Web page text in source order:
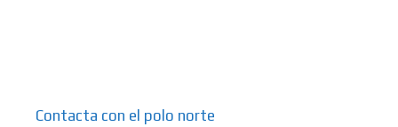
Contacta con el polo norte